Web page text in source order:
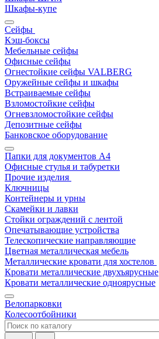
Шкафы-купе
Сейфы
Кэш-боксы
Мебельные сейфы
Офисные сейфы
Огнестойкие сейфы VALBERG
Оружейные сейфы и шкафы
Встраиваемые сейфы
Взломостойкие сейфы
Огневзломостойкие сейфы
Депозитные сейфы
Банковское оборудование
Папки для документов A4
Офисные стулья и табуретки
Прочие изделия
Ключницы
Контейнеры и урны
Скамейки и лавки
Стойки ограждений с лентой
Опечатывающие устройства
Телескопические направляющие
Цветная металлическая мебель
Металлические кровати для хостелов
Кровати металлические двухъярусные
Кровати металлические одноярусные
Велопарковки
Колесоотбойники